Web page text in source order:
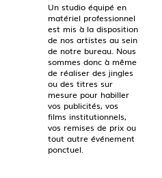
Un studio équipé en
matériel professionnel
est mis à la disposition
de nos artistes au sein
de notre bureau. Nous
sommes donc à même
de réaliser des jingles
ou des titres sur
mesure pour habiller
vos publicités, vos
films institutionnels,
vos remises de prix ou
tout autre événement
ponctuel.